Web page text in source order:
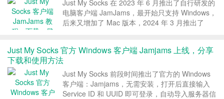
Just My Socks 在 2023 年 6 月推出了自行研发的
电脑客户端 JamJams，最开始只支持 Windows，
后来又增加了 Mac 版本，2024 年 3 月推出了
Just My Socks 官方 Windows 客户端 Jamjams 上线，分享
下载和使用方法
Just My Socks 前段时间推出了官方的 Windows
客户端：Jamjams，无需安装，打开后直接输入
Service ID 和 UUID 即可登录，自动导入服务器信